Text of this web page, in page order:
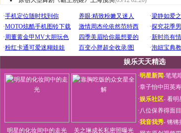
娱乐天天精选
明星的化妆间中的走光 关之琳成长私密照曝光
·明星新闻-笔笔
·章子怡中田英
·娱乐社区- 看明
·八位保养得面
·我音我秀- 锵锵